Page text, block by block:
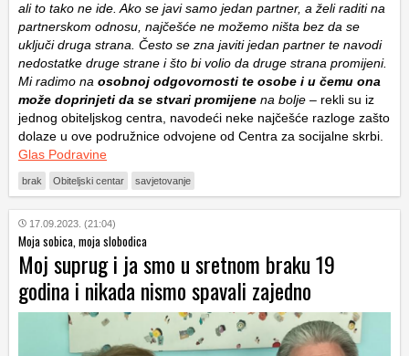
ali to tako ne ide. Ako se javi samo jedan partner, a želi raditi na
partnerskom odnosu, najčešće ne možemo ništa bez da se
uključi druga strana. Često se zna javiti jedan partner te navodi
nedostatke druge strane i što bi volio da druge strana promijeni.
Mi radimo na osobnoj odgovornosti te osobe i u čemu ona
može doprinjeti da se stvari promijene na bolje – rekli su iz
jednog obiteljskog centra, navodeći neke najčešće razloge zašto
dolaze u ove podružnice odvojene od Centra za socijalne skrbi.
Glas Podravine
brak Obiteljski centar savjetovanje
17.09.2023. (21:04)
Moja sobica, moja slobodica
Moj suprug i ja smo u sretnom braku 19
godina i nikada nismo spavali zajedno